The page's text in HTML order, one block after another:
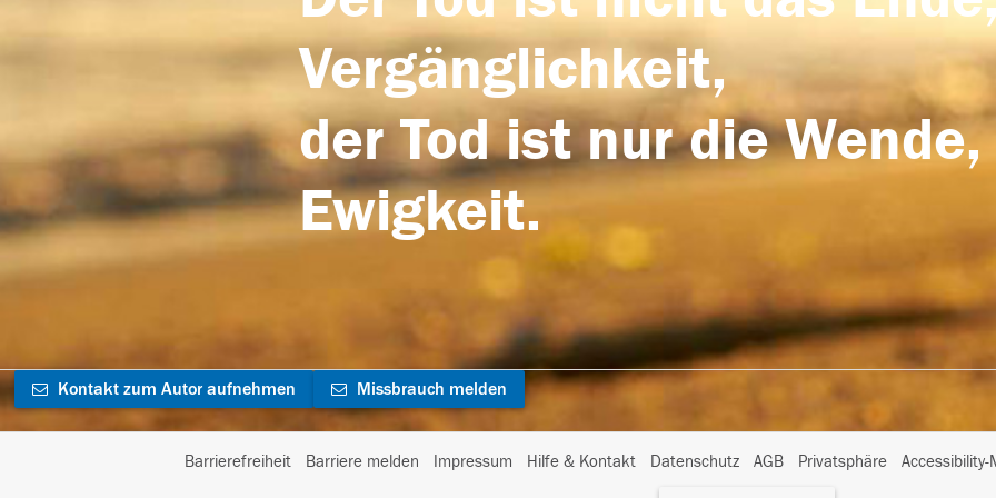
Vergänglichkeit,
der Tod ist nur die
Ewigkeit.
Kontakt zum Autor aufnehmen Missbrauch melden
Barrierefreiheit Barriere melden Impressum Hilfe & Kontakt Datenschutz AGB Privatsphäre
I